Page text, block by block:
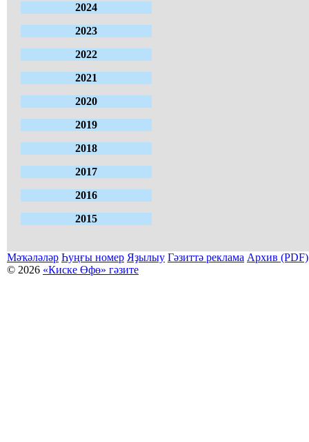
2024
2023
2022
2021
2020
2019
2018
2017
2016
2015
Мәҡәләләр Һуңғы номер Яҙылыу Гәзиттә реклама Архив (PDF)
© 2026 «Киске Өфө» гәзите